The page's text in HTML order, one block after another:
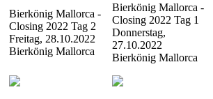
Bierkönig Mallorca -
Closing 2022 Tag 2
Freitag, 28.10.2022
Bierkönig Mallorca
Bierkönig Mallorca -
Closing 2022 Tag 1
Donnerstag,
27.10.2022
Bierkönig Mallorca